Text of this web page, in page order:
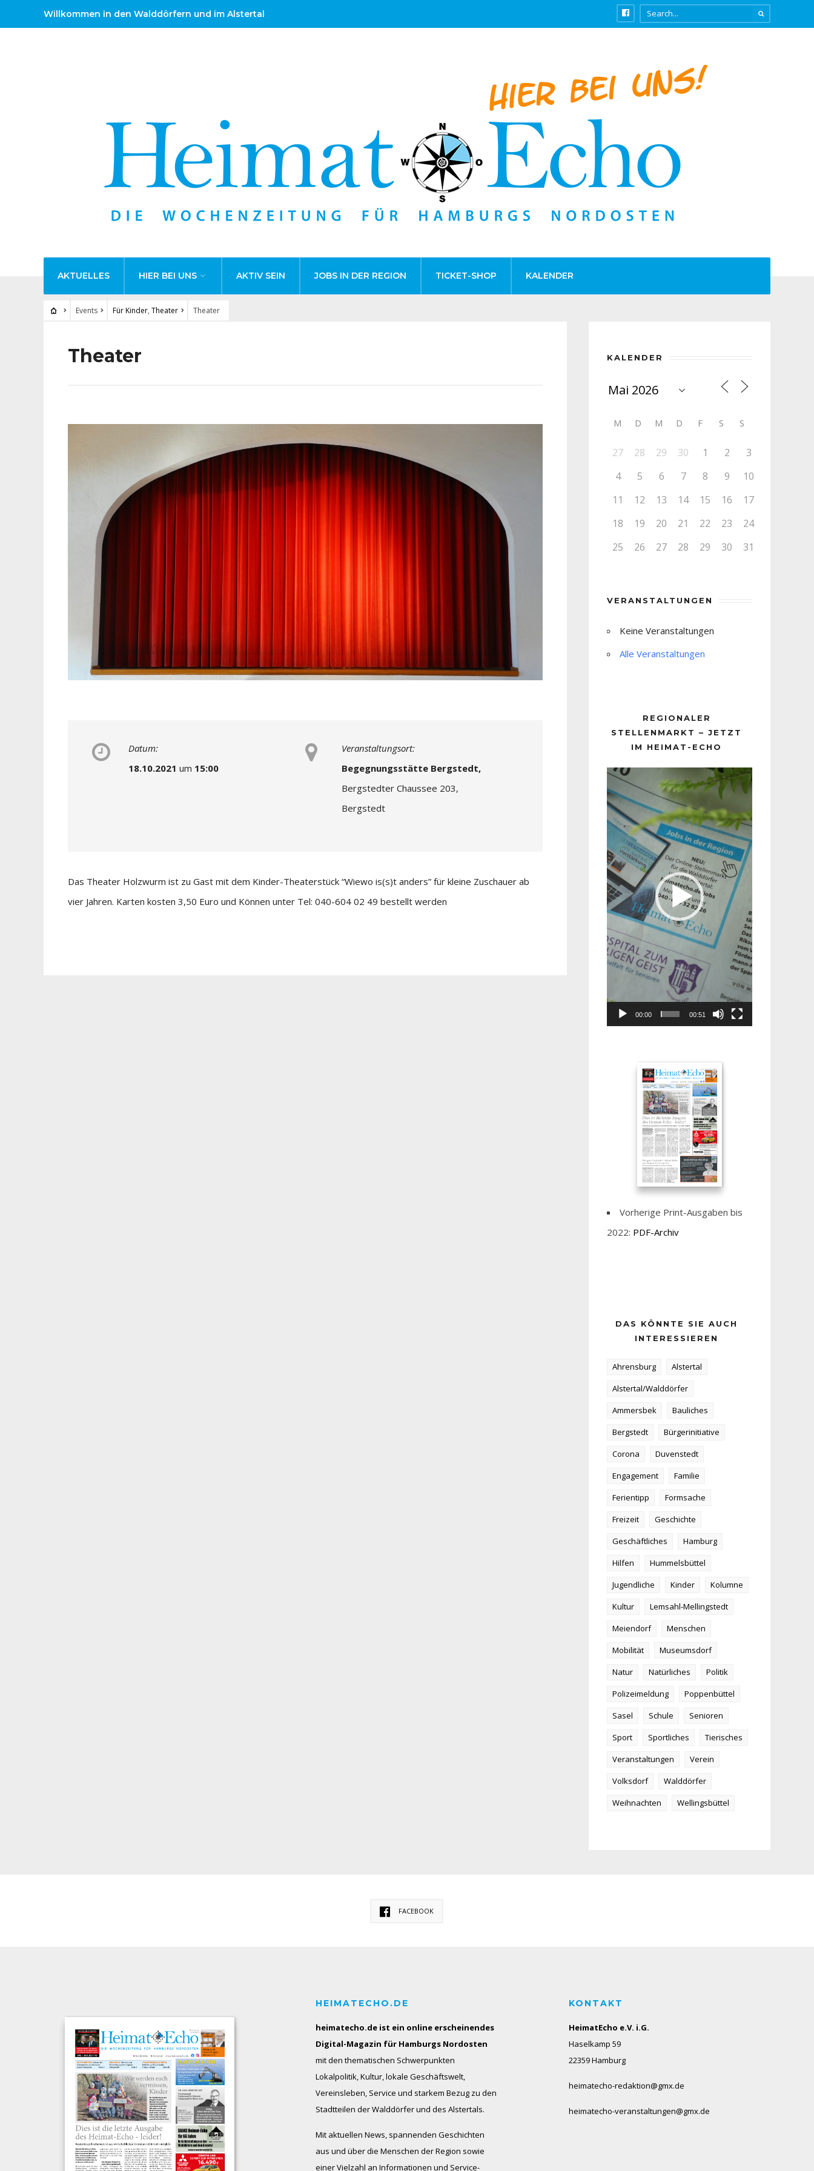
Willkommen in den Walddörfern und im Alstertal
AKTUELLES HIER BEI UNS AKTIV SEIN JOBS IN DER REGION TICKET-SHOP KALENDER
Events Für Kinder, Theater Theater
Theater
Datum:
18.10.2021 um 15:00
Veranstaltungsort:
Begegnungsstätte Bergstedt,
Bergstedter Chaussee 203,
Bergstedt
Das Theater Holzwurm ist zu Gast mit dem Kinder-Theaterstück “Wiewo is(s)t anders” für kleine Zuschauer ab
vier Jahren. Karten kosten 3,50 Euro und Können unter Tel: 040-604 02 49 bestellt werden
KALENDER
M D M D F S S
27 28 29 30 1 2
3
4
5 6 7 8 9
10
11
12 13 14 15 16
17
18
19 20 21 22 23
24
25
26 27 28 29 30 31
VERANSTALTUNGEN
Keine Veranstaltungen
Alle Veranstaltungen
REGIONALER
STELLENMARKT – JETZT
IM HEIMAT-ECHO
Player
00:00 00:51
Vorherige Print-Ausgaben bis
2022: PDF-Archiv
DAS KÖNNTE SIE AUCH
INTERESSIEREN
Ahrensburg
Alstertal
Alstertal/Walddörfer
Ammersbek
Bauliches
Bergstedt
Bürgerinitiative
Corona
Duvenstedt
Engagement
Familie
Ferientipp
Formsache
Freizeit
Geschichte
Geschäftliches
Hamburg
Hilfen
Hummelsbüttel
Jugendliche
Kinder
Kolumne
Kultur
Lemsahl-Mellingstedt
Meiendorf
Menschen
Mobilität
Museumsdorf
Natur
Natürliches
Politik
Polizeimeldung
Poppenbüttel
Sasel
Schule
Senioren
Sport
Sportliches
Tierisches
Veranstaltungen
Verein
Volksdorf
Walddörfer
Weihnachten
Wellingsbüttel
FACEBOOK
HEIMATECHO.DE
heimatecho.de ist ein online erscheinendes
Digital-Magazin für Hamburgs Nordosten
mit den thematischen Schwerpunkten
Lokalpolitik, Kultur, lokale Geschäftswelt,
Vereinsleben, Service und starkem Bezug zu den
Stadtteilen der Walddörfer und des Alstertals.
Mit aktuellen News, spannenden Geschichten
aus und über die Menschen der Region sowie
einer Vielzahl an Informationen und Service-
KONTAKT
HeimatEcho e.V. i.G.
Haselkamp 59
22359 Hamburg
heimatecho-redaktion@gmx.de
heimatecho-veranstaltungen@gmx.de